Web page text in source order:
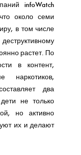
infoWatch
около семи
в том числе
растет. По
в контент,
наркотиков,
два
не только
но активно
их и делают